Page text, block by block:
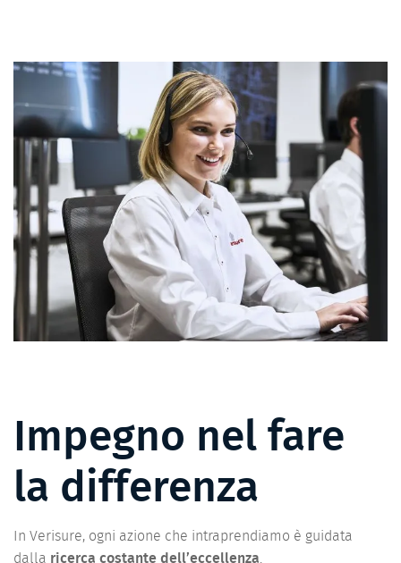
Impegno nel fare
la differenza
In Verisure, ogni azione che intraprendiamo è guidata
dalla ricerca costante dell’eccellenza